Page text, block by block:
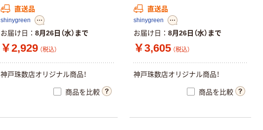
直送品
shinygreen
お届け日 8月26日（水）まで
￥2,929 （税込）
神戸珠数店オリジナル商品！
商品を比較
直送品
shinygreen
お届け日 8月26日（水）まで
￥3,605 （税込）
神戸珠数店オリジナル商品！
商品を比較
フェダイニング
オレンジ DL-ア
リカベンチ
新着